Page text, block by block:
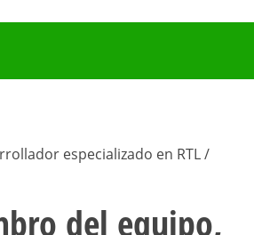
especializado en RTL /
del equipo,